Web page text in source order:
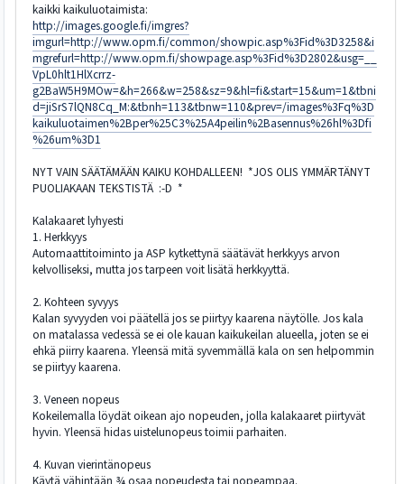
kaikki kaikuluotaimista:
http://images.google.fi/imgres?
imgurl=http://www.opm.fi/common/showpic.asp%3Fid%3D3258&i
mgrefurl=http://www.opm.fi/showpage.asp%3Fid%3D2802&usg=__
VpL0hlt1HlXcrrz-
g2BaW5H9MOw=&h=266&w=258&sz=9&hl=fi&start=15&um=1&tbni
d=jiSrS7lQN8Cq_M:&tbnh=113&tbnw=110&prev=/images%3Fq%3D
kaikuluotaimen%2Bper%25C3%25A4peilin%2Basennus%26hl%3Dfi
%26um%3D1
NYT VAIN SÄÄTÄMÄÄN KAIKU KOHDALLEEN! *JOS OLIS YMMÄRTÄNYT
PUOLIAKAAN TEKSTISTÄ :-D *
Kalakaaret lyhyesti
1. Herkkyys
Automaattitoiminto ja ASP kytkettynä säätävät herkkyys arvon
kelvolliseksi, mutta jos tarpeen voit lisätä herkkyyttä.
2. Kohteen syvyys
Kalan syvyyden voi päätellä jos se piirtyy kaarena näytölle. Jos kala
on matalassa vedessä se ei ole kauan kaikukeilan alueella, joten se ei
ehkä piirry kaarena. Yleensä mitä syvemmällä kala on sen helpommin
se piirtyy kaarena.
3. Veneen nopeus
Kokeilemalla löydät oikean ajo nopeuden, jolla kalakaaret piirtyvät
hyvin. Yleensä hidas uistelunopeus toimii parhaiten.
4. Kuvan vierintänopeus